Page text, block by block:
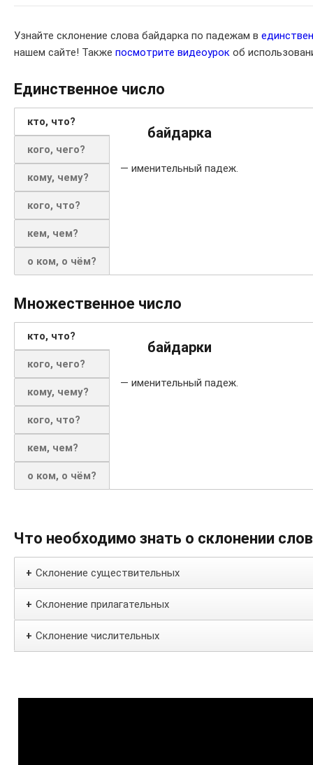
Узнайте склонение слова байдарка по падежам в
нашем сайте! Также посмотрите видеоурок об
Единственное число
кто, что?
кого, чего?
кому, чему?
кого, что?
кем, чем?
о ком, о чём?
байдарка
— именительный падеж.
Множественное число
кто, что?
кого, чего?
кому, чему?
кого, что?
кем, чем?
о ком, о чём?
байдарки
— именительный падеж.
Что необходимо знать о склонении
+ Склонение существительных
+ Склонение прилагательных
+ Склонение числительных